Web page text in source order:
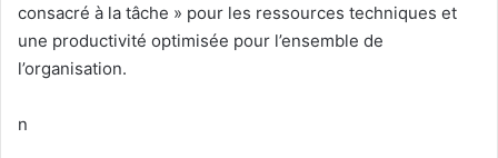
consacré à la tâche » pour les ressources techniques et
une productivité optimisée pour l’ensemble de
l’organisation.
n